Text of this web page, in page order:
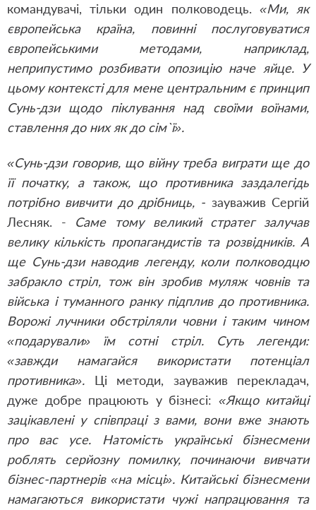
командувачі, тільки один полководець. «Ми, як
європейська країна, повинні послуговуватися
європейськими методами, наприклад,
неприпустимо розбивати опозицію наче яйце. У
цьому контексті для мене центральним є принцип
Сунь-дзи щодо піклування над своїми воїнами,
ставлення до них як до сім`ї».
«Сунь-дзи говорив, що війну треба виграти ще до
її початку, а також, що противника заздалегідь
потрібно вивчити до дрібниць, - зауважив Сергій
Лесняк. - Саме тому великий стратег залучав
велику кількість пропагандистів та розвідників. А
ще Сунь-дзи наводив легенду, коли полководцю
забракло стріл, тож він зробив муляж човнів та
війська і туманного ранку підплив до противника.
Ворожі лучники обстріляли човни і таким чином
«подарували» їм сотні стріл. Суть легенди:
«завжди намагайся використати потенціал
противника». Ці методи, зауважив перекладач,
дуже добре працюють у бізнесі: «Якщо китайці
зацікавлені у співпраці з вами, вони вже знають
про вас усе. Натомість українські бізнесмени
роблять серйозну помилку, починаючи вивчати
бізнес-партнерів «на місці». Китайські бізнесмени
намагаються використати чужі напрацювання та